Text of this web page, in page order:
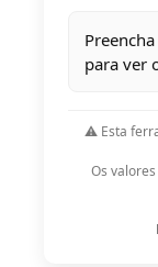
para ver
⚠️ Esta
Os